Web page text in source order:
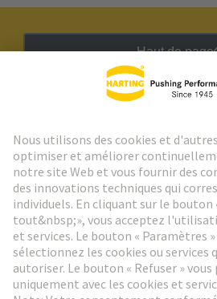
Haut de page
Aller à l'inscription
Social Media